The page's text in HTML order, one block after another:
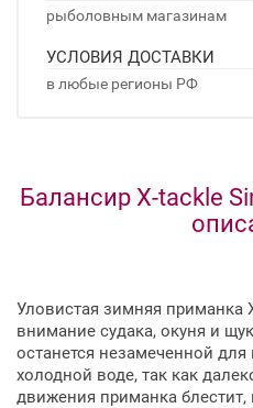
рыболовным магазинам
УСЛОВИЯ ДОСТАВКИ
в любые регионы РФ
Балансир X-tackle
Уловистая зимняя приманка
внимание судака, окуня и
останется незамеченной
холодной воде, так как
движения приманка блестит,